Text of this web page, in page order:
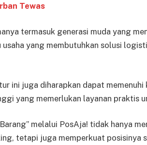
Tewas
termasuk generasi muda yang
usaha yang membutuhkan solusi
ini juga diharapkan dapat
yang memerlukan layanan praktis
melalui PosAja! tidak hanya
tetapi juga memperkuat posisinya